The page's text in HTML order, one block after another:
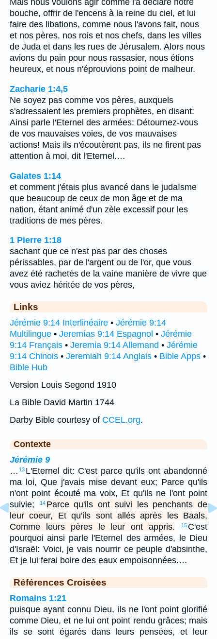
Mais nous voulons agir comme l'a déclaré notre
bouche, offrir de l'encens à la reine du ciel, et lui
faire des libations, comme nous l'avons fait, nous
et nos pères, nos rois et nos chefs, dans les villes
de Juda et dans les rues de Jérusalem. Alors nous
avions du pain pour nous rassasier, nous étions
heureux, et nous n'éprouvions point de malheur.
Zacharie 1:4,5
Ne soyez pas comme vos pères, auxquels
s'adressaient les premiers prophètes, en disant:
Ainsi parle l'Eternel des armées: Détournez-vous
de vos mauvaises voies, de vos mauvaises
actions! Mais ils n'écoutèrent pas, ils ne firent pas
attention à moi, dit l'Eternel.…
Galates 1:14
et comment j'étais plus avancé dans le judaïsme
que beaucoup de ceux de mon âge et de ma
nation, étant animé d'un zèle excessif pour les
traditions de mes pères.
1 Pierre 1:18
sachant que ce n'est pas par des choses
périssables, par de l'argent ou de l'or, que vous
avez été rachetés de la vaine manière de vivre que
vous aviez héritée de vos pères,
Links
Jérémie 9:14 Interlinéaire • Jérémie 9:14
Multilingue • Jeremías 9:14 Espagnol • Jérémie
9:14 Français • Jeremia 9:14 Allemand • Jérémie
9:14 Chinois • Jeremiah 9:14 Anglais • Bible Apps •
Bible Hub
Version Louis Segond 1910
La Bible David Martin 1744
Darby Bible courtesy of CCEL.org.
Contexte
Jérémie 9
… 13 L'Eternel dit: C'est parce qu'ils ont abandonné
ma loi, Que j'avais mise devant eux; Parce qu'ils
n'ont point écouté ma voix, Et qu'ils ne l'ont point
suivie;
14 Parce qu'ils ont suivi les penchants de
leur coeur, Et qu'ils sont allés après les Baals,
Comme leurs pères le leur ont appris.
15 C'est
pourquoi ainsi parle l'Eternel des armées, le Dieu
d'Israël: Voici, je vais nourrir ce peuple d'absinthe,
Et je lui ferai boire des eaux empoisonnées.…
Références Croisées
Romains 1:21
puisque ayant connu Dieu, ils ne l'ont point glorifié
comme Dieu, et ne lui ont point rendu grâces; mais
ils se sont égarés dans leurs pensées, et leur